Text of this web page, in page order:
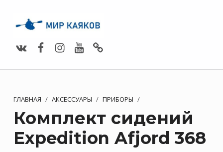
ГЛАВНАЯ / АКСЕССУАРЫ / ПРИБОРЫ /
Комплект сидений
Expedition Afjord 368